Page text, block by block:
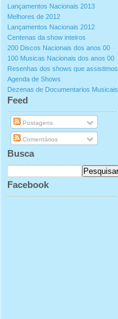
Lançamentos Nacionais 2013
Melhores de 2012
Lançamentos Nacionais 2012
Centenas da show inteiros
200 Discos Nacionais dos anos 00
100 Musicas Nacionais dos anos 00
Resenhas dos shows que assistimos
Agenda de Shows
Dezenas de Documentarios Musicais
Feed
Postagens
Comentários
Busca
Facebook